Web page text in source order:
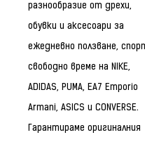
разнообразие от дрехи,
обувки и аксесоари за
ежедневно ползване,
свободно време на NIKE,
ADIDAS, PUMA, EA7 Emporio
Armani, ASICS и CONVERSE.
Гарантираме оригиналния